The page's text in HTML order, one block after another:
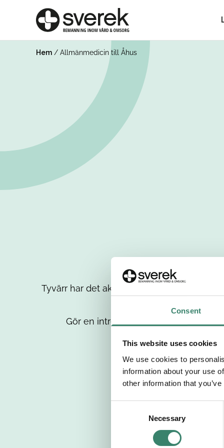
Consent
This website uses cookies
We use cookies to
information about your use
other information that
Necessary
Hem / Allmänmedicin till Åhus
Tyvärr har det aktuella jobbet tagits bort
Gör en intresseanmälan så